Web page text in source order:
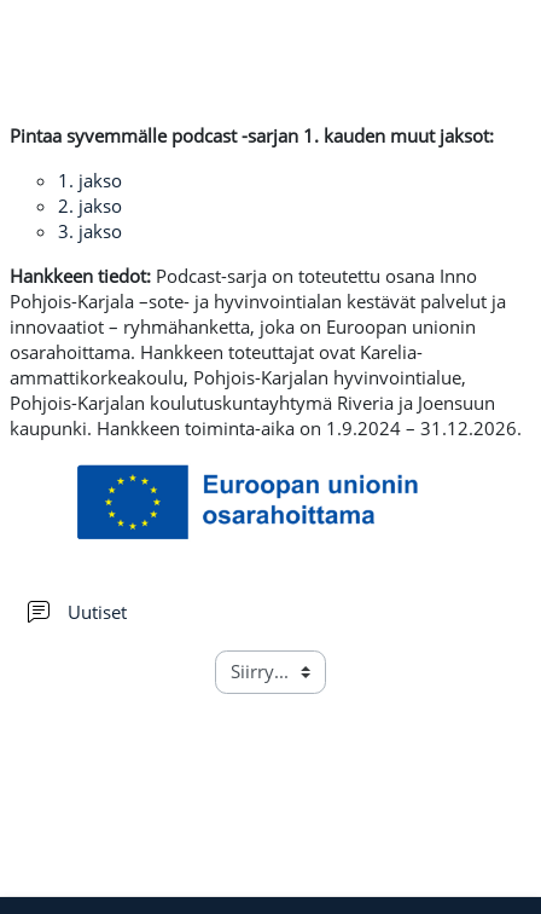
Pintaa syvemmälle podcast -sarjan 1. kauden muut jaksot:
1. jakso
2. jakso
3. jakso
Hankkeen tiedot: Podcast-sarja on toteutettu osana Inno
Pohjois-Karjala –sote- ja hyvinvointialan kestävät palvelut ja
innovaatiot – ryhmähanketta, joka on Euroopan unionin
osarahoittama. Hankkeen toteuttajat ovat Karelia-
ammattikorkeakoulu, Pohjois-Karjalan hyvinvointialue,
Pohjois-Karjalan koulutuskuntayhtymä Riveria ja Joensuun
kaupunki. Hankkeen toiminta-aika on 1.9.2024 – 31.12.2026.
Uutiset